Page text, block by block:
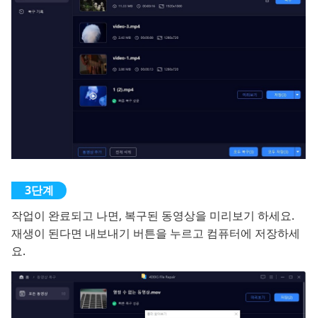
작업이 완료되고 나면, 복구된 동영상을 미리보기 하세요.
재생이 된다면 내보내기 버튼을 누르고 컴퓨터에 저장하세
요.